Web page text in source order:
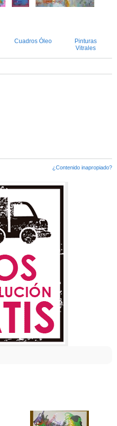
Cuadros Óleo
Pinturas
Vitrales
¿Contenido inapropiado?